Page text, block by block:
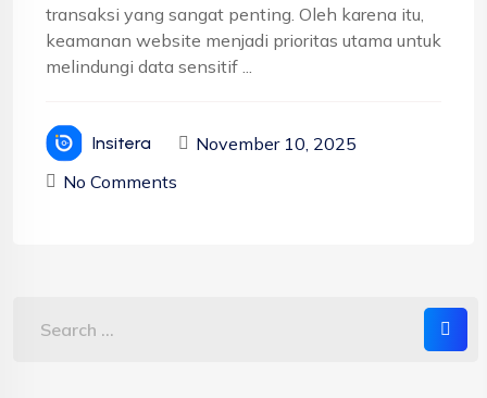
transaksi yang sangat penting. Oleh karena itu,
keamanan website menjadi prioritas utama untuk
melindungi data sensitif ...
Insitera
November 10, 2025
No Comments